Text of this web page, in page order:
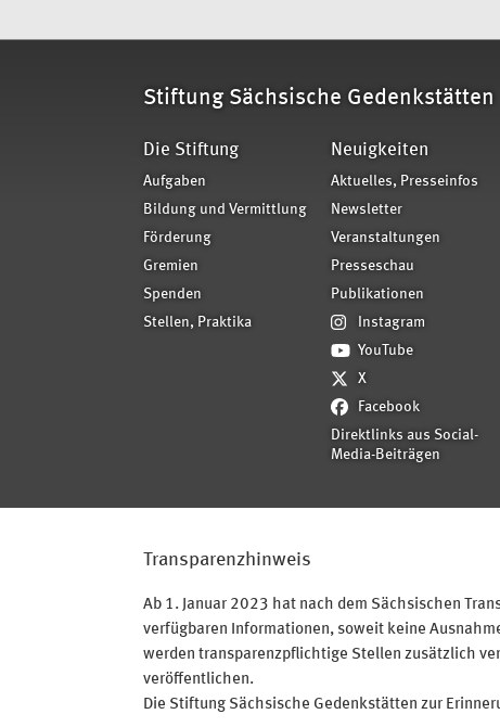
Stiftung Sächsische Gedenkstätten
Die Stiftung
Aufgaben
Bildung und Vermittlung
Förderung
Gremien
Spenden
Stellen, Praktika
Neuigkeiten
Aktuelles, Presseinfos
Newsletter
Veranstaltungen
Presseschau
Publikationen
Instagram
YouTube
X
Facebook
Direktlinks aus Social-
Media-Beiträgen
Transparenzhinweis
Ab 1. Januar 2023 hat nach dem Sächsischen
verfügbaren Informationen, soweit keine
werden transparenzpflichtige Stellen zusätzlich
veröffentlichen.
Die Stiftung Sächsische Gedenkstätten zur